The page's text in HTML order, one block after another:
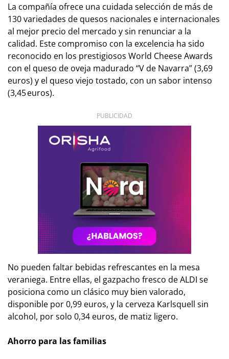
La compañía ofrece una cuidada selección de más de
130 variedades de quesos nacionales e internacionales
al mejor precio del mercado y sin renunciar a la
calidad. Este compromiso con la excelencia ha sido
reconocido en los prestigiosos World Cheese Awards
con el queso de oveja madurado “V de Navarra” (3,69
euros) y el queso viejo tostado, con un sabor intenso
(3,45 euros).
PUBLICIDAD
No pueden faltar bebidas refrescantes en la mesa
veraniega. Entre ellas, el gazpacho fresco de ALDI se
posiciona como un clásico muy bien valorado,
disponible por 0,99 euros, y la cerveza Karlsquell sin
alcohol, por solo 0,34 euros, de matiz ligero.
Ahorro para las familias